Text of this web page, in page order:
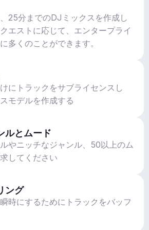
25分までのDJミックスを作成し
エストに応じて、エンタープライ
多くのことができます。
にトラックをサブライセンスし
モデルを作成する
ルとムード
やニッチなジャンル、50以上のム
してください
ング
時にするためにトラックをバッフ